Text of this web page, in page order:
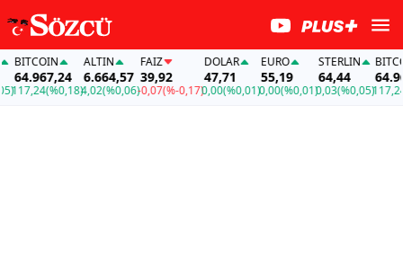
(%0,18)
ALTIN
6.664,57
4,02(%0,06)
FAİZ
39,92
-0,07(%-0,17)
DOLAR
47,71
0,00(%0,01)
EURO
55,19
0,00(%0,01)
STERLIN
64,44
0,03(%0,05)
BITCOIN
64.967,24
117,24